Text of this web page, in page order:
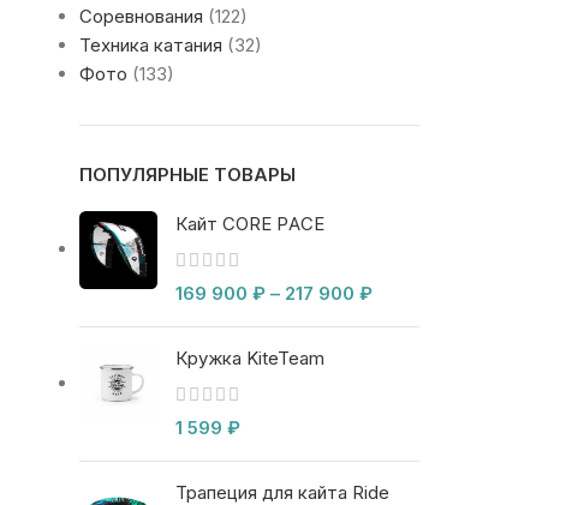
Соревнования (122)
Техника катания (32)
Фото (133)
ПОПУЛЯРНЫЕ ТОВАРЫ
Кайт CORE PACE
169 900 ₽ – 217 900 ₽
Кружка KiteTeam
1 599 ₽
Трапеция для кайта Ride